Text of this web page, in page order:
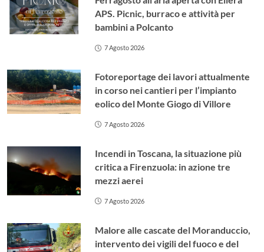
APS. Picnic, burraco e attività per
bambini a Polcanto
7 Agosto 2026
Fotoreportage dei lavori attualmente
in corso nei cantieri per l’impianto
eolico del Monte Giogo di Villore
7 Agosto 2026
Incendi in Toscana, la situazione più
critica a Firenzuola: in azione tre
mezzi aerei
7 Agosto 2026
Malore alle cascate del Moranduccio,
intervento dei vigili del fuoco e del